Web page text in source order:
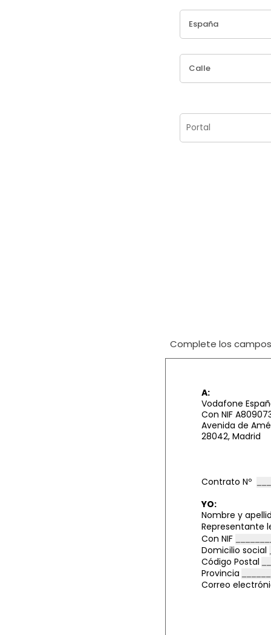
Complete los
A:
Vodafone
Con NIF
Avenida de
28042, Madrid
Contrato Nº
YO:
Nombre y
Representante
Con NIF
Domicilio social
Código Postal
Provincia
Correo